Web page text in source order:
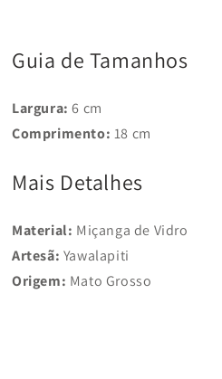
Guia de Tamanhos
Largura: 6 cm
Comprimento: 18 cm
Mais Detalhes
Material: Miçanga de Vidro
Artesã: Yawalapiti
Origem: Mato Grosso